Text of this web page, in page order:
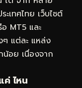
เทศไทย เว็บไซต์
MT5 และ
แต่ละ แหล่ง
อย เนื่องจาก
ค่ ไหน